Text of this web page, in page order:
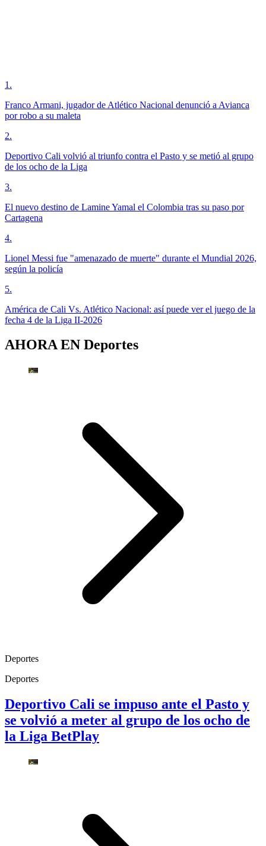
1 .
Franco Armani, jugador de Atlético Nacional denunció a Avianca
por robo a su maleta
2.
Deportivo Cali volvió al triunfo contra el Pasto y se metió al grupo
de los ocho de la Liga
3.
El nuevo destino de Lamine Yamal el Colombia tras su paso por
Cartagena
4.
Lionel Messi fue "amenazado de muerte" durante el Mundial 2026,
según la policía
5.
América de Cali Vs. Atlético Nacional: así puede ver el juego de la
fecha 4 de la Liga II-2026
AHORA EN Deportes
Deportes
Deportes
Deportivo Cali se impuso ante el Pasto y
se volvió a meter al grupo de los ocho de
la Liga BetPlay